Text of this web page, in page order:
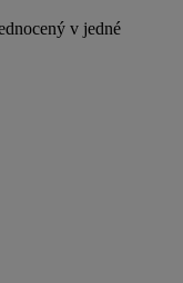
v jedné